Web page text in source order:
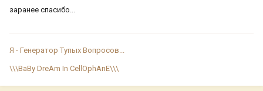
заранее спасибо...
Я - Генератор Тупых Вопросов...
\\\BaBy DreAm In CellOphAnE\\\